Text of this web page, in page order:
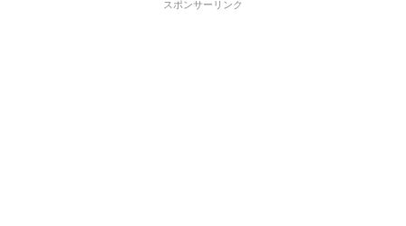
スポンサーリンク